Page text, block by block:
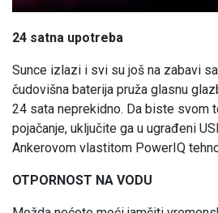
24 satna upotreba
Sunce izlazi i svi su još na zabavi
čudovišna baterija pruža glasnu
24 sata neprekidno. Da biste svom
pojačanje, uključite ga u ugrađeni
Ankerovom vlastitom PowerIQ
OTPORNOST NA VODU